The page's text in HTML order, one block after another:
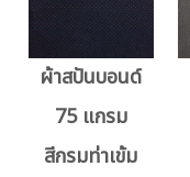
ผ้าสปันบอนด์
75 แกรม
สีกรมท่าเข้ม